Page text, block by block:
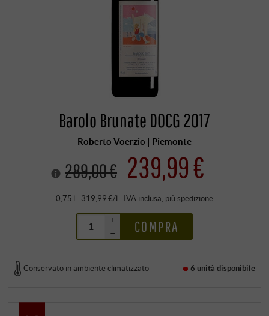
Barolo Brunate DOCG 2017
Roberto Voerzio | Piemonte
289,00 € 239,99 €
0,75 l · 319,99 €/l · IVA inclusa , più spedizione
+
–
COMPRA
Conservato in ambiente climatizzato 6 unità disponibile